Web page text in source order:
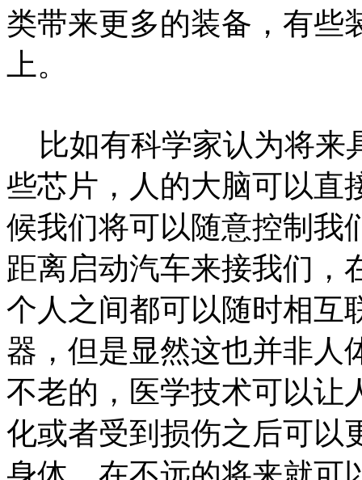
类带来更多的装备，有些
上。
比如有科学家认为将来
些芯片，人的大脑可以直
候我们将可以随意控制我
距离启动汽车来接我们，
个人之间都可以随时相互
器，但是显然这也并非人
不老的，医学技术可以让
化或者受到损伤之后可以